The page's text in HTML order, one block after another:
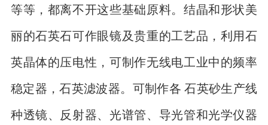
等等，都离不开这些基础原料。结晶和形状美
丽的石英石可作眼镜及贵重的工艺品，利用石
英晶体的压电性，可制作无线电工业中的频率
稳定器，石英滤波器。可制作各 石英砂生产线
种透镜、反射器、光谱管、导光管和光学仪器